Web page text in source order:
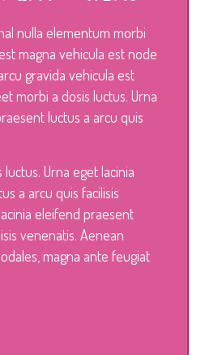
nulla elementum morbi
magna vehicula est node
gravida vehicula est
morbi a dosis luctus. Urna
luctus a arcu quis
Urna eget lacinia
a arcu quis facilisis
eleifend praesent
venenatis. Aenean
magna ante feugiat